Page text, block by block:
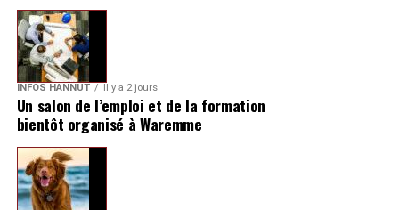
INFOS HANNUT Il y a 2 jours
Un salon de l’emploi et de la formation
bientôt organisé à Waremme